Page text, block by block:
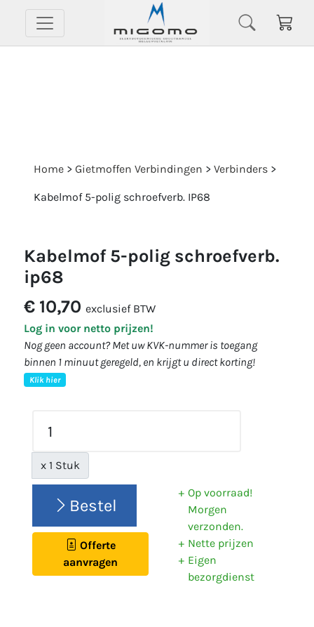
Home > Gietmoffen Verbindingen > Verbinders >
Kabelmof 5-polig schroefverb. IP68
kabelmof 5-polig schroefverb.
ip68
€ 10,70 exclusief BTW
Log in voor netto prijzen!
Nog geen account? Met uw KVK-nummer is toegang
binnen 1 minuut geregeld, en krijgt u direct korting!
Klik hier
x 1 Stuk
Bestel
Offerte
aanvragen
Op voorraad!
Morgen
verzonden.
Nette prijzen
Eigen
bezorgdienst